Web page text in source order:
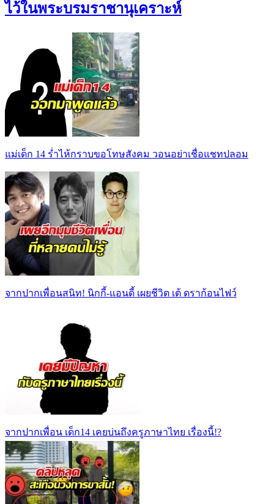
ไว้ในพระบรมราชานุเคราะห์
แม่เด็ก 14 ร่ำไห้กราบขอโทษสังคม วอนอย่าเชื่อแชทปลอม
จากปากเพื่อนสนิท! นิกกี้-แอนดี้ เผยชีวิต เต้ ดราก้อนไฟว์
จากปากเพื่อน เด็ก14 เคยบ่นถึงครูภาษาไทย เรื่องนี้!?